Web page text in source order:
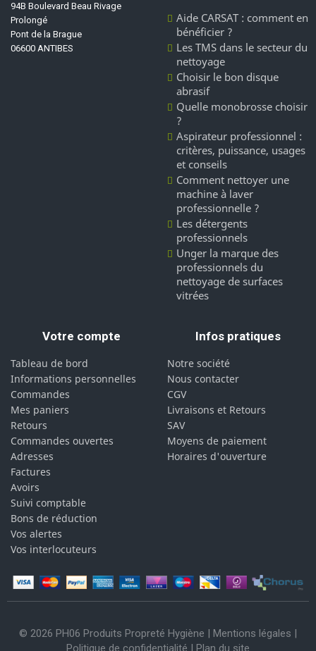
94B Boulevard Beau Rivage
Prolongé
Pont de la Brague
06600 ANTIBES
Aide CARSAT : comment en
bénéficier ?
Les TMS dans le secteur du
nettoyage
Choisir le bon disque
abrasif
Quelle monobrosse choisir
?
Aspirateur professionnel :
critères, puissance, usages
et conseils
Comment nettoyer une
machine à laver
professionnelle ?
Les détergents
professionnels
Unger la marque des
professionnels du
nettoyage de surfaces
vitrées
Votre compte
Tableau de bord
Informations personnelles
Commandes
Mes paniers
Retours
Commandes ouvertes
Adresses
Factures
Avoirs
Suivi comptable
Bons de réduction
Vos alertes
Vos interlocuteurs
Infos pratiques
Notre société
Nous contacter
CGV
Livraisons et Retours
SAV
Moyens de paiement
Horaires d'ouverture
© 2026 PH06 Produits Propreté Hygiène | Mentions légales |
Politique de confidentialité | Plan du site